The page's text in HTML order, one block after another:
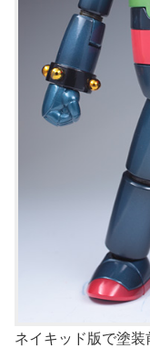
ネイキッド版で塗